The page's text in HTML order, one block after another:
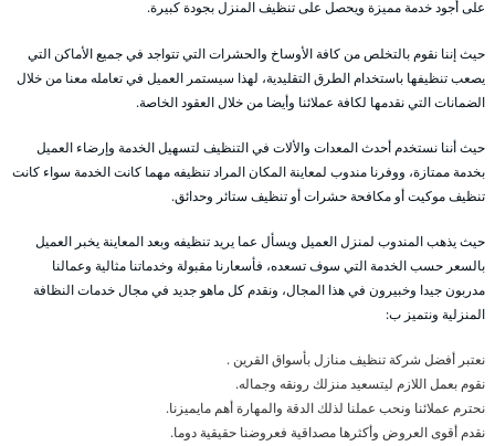
على أجود خدمة مميزة ويحصل على تنظيف المنزل بجودة كبيرة.
حيث إننا نقوم بالتخلص من كافة الأوساخ والحشرات التي تتواجد في جميع الأماكن التي
يصعب تنظيفها باستخدام الطرق التقليدية، لهذا سيستمر العميل في تعامله معنا من خلال
الضمانات التي نقدمها لكافة عملائنا وأيضا من خلال العقود الخاصة.
حيث أننا نستخدم أحدث المعدات والألات في التنظيف لتسهيل الخدمة وإرضاء العميل
بخدمة ممتازة، ووفرنا مندوب لمعاينة المكان المراد تنظيفه مهما كانت الخدمة سواء كانت
تنظيف موكيت أو مكافحة حشرات أو تنظيف ستائر وحدائق.
حيث يذهب المندوب لمنزل العميل ويسأل عما يريد تنظيفه وبعد المعاينة يخبر العميل
بالسعر حسب الخدمة التي سوف تسعده، فأسعارنا مقبولة وخدماتنا مثالية وعمالنا
مدربون جيدا وخبيرون في هذا المجال، ونقدم كل ماهو جديد في مجال خدمات النظافة
المنزلية ونتميز ب:
نعتبر أفضل شركة تنظيف منازل بأسواق القرين .
نقوم بعمل اللازم ليتسعيد منزلك رونقه وجماله.
نحترم عملائنا ونحب عملنا لذلك الدقة والمهارة أهم مايميزنا.
نقدم أقوى العروض وأكثرها مصداقية فعروضنا حقيقية دوما.